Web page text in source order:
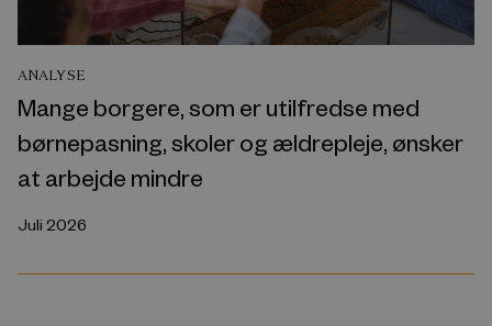
ANALYSE
Mange borgere, som er utilfredse med
børnepasning, skoler og ældrepleje, ønsker
at arbejde mindre
Juli 2026